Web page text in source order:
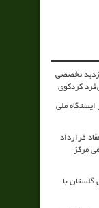
تخصصی
کردکوی
ایستگاه ملی
قرارداد
مرکز
با